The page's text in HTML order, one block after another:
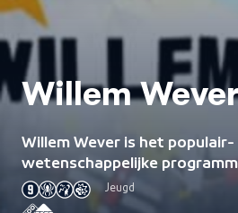
Willem Wever
Willem Wever is het populair-
wetenschappelijke
antwoord geeft op brandende
vragen van kinderen.
Jeugd